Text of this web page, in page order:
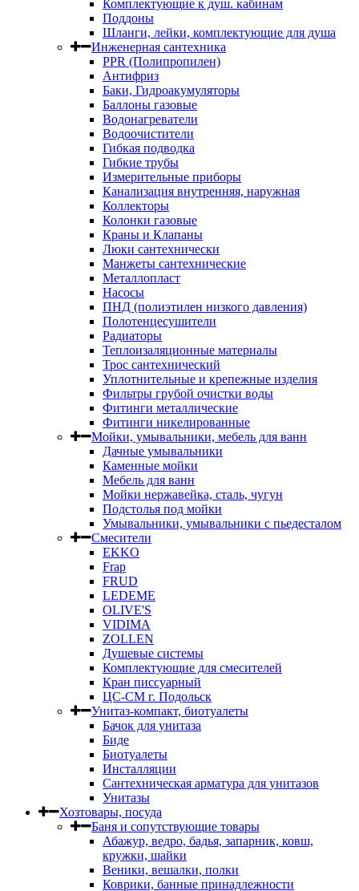
Комплектующие к душ. кабинам
Поддоны
Шланги, лейки, комплектующие для душа
Инженерная сантехника
PPR (Полипропилен)
Антифриз
Баки, Гидроакумуляторы
Баллоны газовые
Водонагреватели
Водоочистители
Гибкая подводка
Гибкие трубы
Измерительные приборы
Канализация внутренняя, наружная
Коллекторы
Колонки газовые
Краны и Клапаны
Люки сантехнически
Манжеты сантехнические
Металлопласт
Насосы
ПНД (полиэтилен низкого давления)
Полотенцесушители
Радиаторы
Теплоизаляционные материалы
Трос сантехнический
Уплотнительные и крепежные изделия
Фильтры грубой очистки воды
Фитинги металлические
Фитинги никелированные
Мойки, умывальники, мебель для ванн
Дачные умывальники
Каменные мойки
Мебель для ванн
Мойки нержавейка, сталь, чугун
Подстолья под мойки
Умывальники, умывальники с пьедесталом
Смесители
EKKO
Frap
FRUD
LEDEME
OLIVE'S
VIDIMA
ZOLLEN
Душевые системы
Комплектующие для смесителей
Кран писсуарный
ЦС-СМ г. Подольск
Унитаз-компакт, биотуалеты
Бачок для унитаза
Биде
Биотуалеты
Инсталляции
Сантехническая арматура для унитазов
Унитазы
Хозтовары, посуда
Баня и сопутствующие товары
Абажур, ведро, бадья, запарник, ковш,
кружки, шайки
Веники, вешалки, полки
Коврики, банные принадлежности